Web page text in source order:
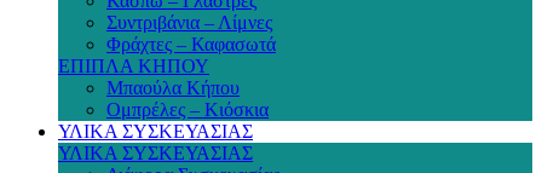
Συντριβάνια – Λίμνες
Φράχτες – Καφασωτά
ΕΠΙΠΛΑ ΚΗΠΟΥ
Μπαούλα Κήπου
Ομπρέλες – Κιόσκια
ΥΛΙΚΑ ΣΥΣΚΕΥΑΣΙΑΣ
ΥΛΙΚΑ ΣΥΣΚΕΥΑΣΙΑΣ